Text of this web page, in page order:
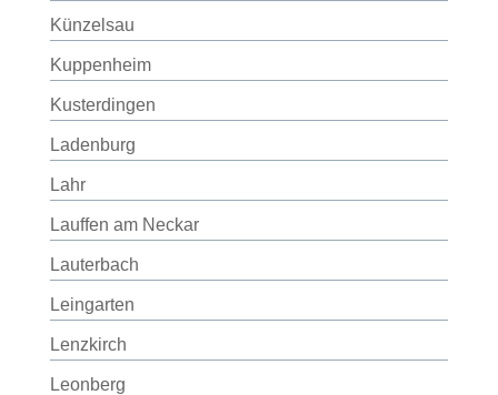
Künzelsau
Kuppenheim
Kusterdingen
Ladenburg
Lahr
Lauffen am Neckar
Lauterbach
Leingarten
Lenzkirch
Leonberg